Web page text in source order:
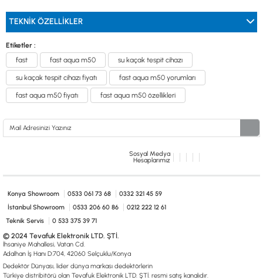
TEKNİK ÖZELLİKLER
Etiketler :
fast
fast aqua m50 su kaçak tespit cihazı
su kaçak tespit cihazı fiyatı fast aqua m50 yorumları
fast aqua m50 fiyatı fast aqua m50 özellikleri
Sosyal Medya
Hesaplarımız
Konya Showroom 0533 061 73 68
0332 321 45 59
İstanbul Showroom
0533 206 60 86
0212 222 12 61
Teknik Servis
0 533 375 39 71
© 2024 Tevafuk Elektronik LTD. ŞTİ.
İhsaniye Mahallesi, Vatan Cd.
Adalhan İş Hanı D:704, 42060 Selçuklu/Konya
Dedektör Dünyası, lider dünya markası dedektörlerin
Türkiye distribitörü olan Tevafuk Elektronik LTD. ŞTİ. resmi satış kanalıdır.